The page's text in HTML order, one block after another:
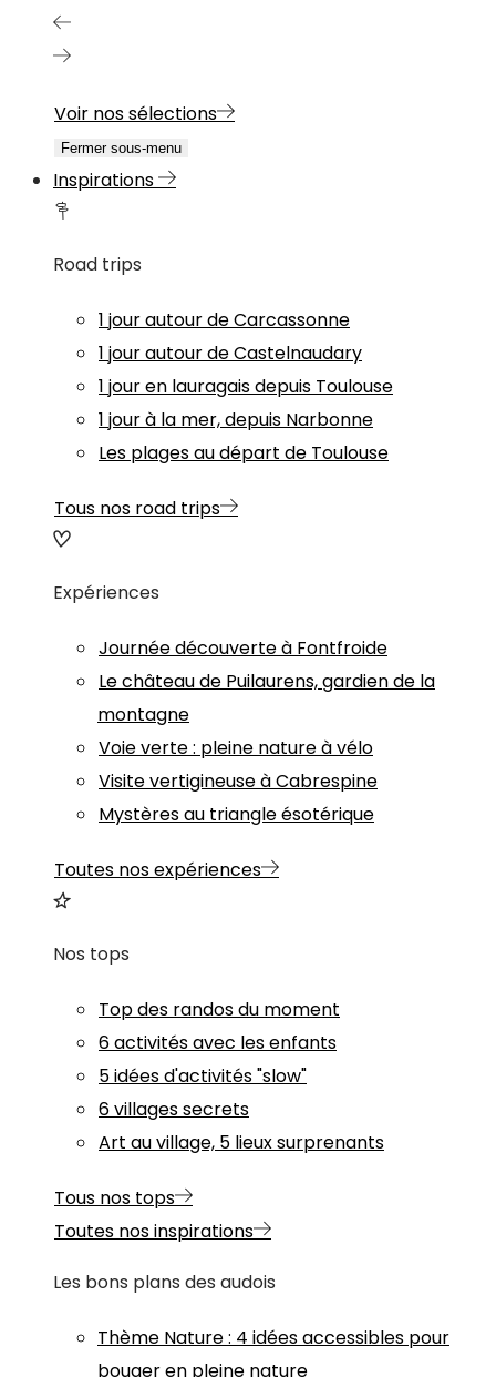
Voir nos sélections
Fermer sous-menu
Inspirations
Road trips
1 jour autour de Carcassonne
1 jour autour de Castelnaudary
1 jour en lauragais depuis Toulouse
1 jour à la mer, depuis Narbonne
Les plages au départ de Toulouse
Tous nos road trips
Expériences
Journée découverte à Fontfroide
Le château de Puilaurens, gardien de la
montagne
Voie verte : pleine nature à vélo
Visite vertigineuse à Cabrespine
Mystères au triangle ésotérique
Toutes nos expériences
Nos tops
Top des randos du moment
6 activités avec les enfants
5 idées d'activités "slow"
6 villages secrets
Art au village, 5 lieux surprenants
Tous nos tops
Toutes nos inspirations
Les bons plans des audois
Thème Nature: 4 idées accessibles pour
bouger en pleine nature